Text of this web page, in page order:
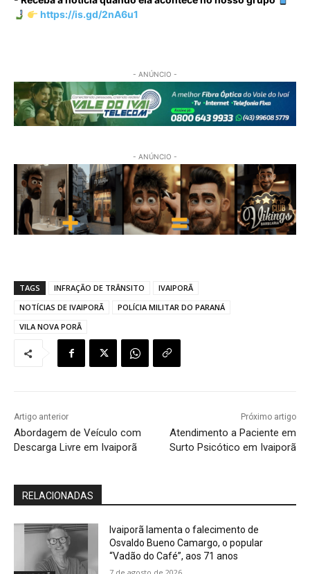
https://is.gd/2nA6u1
- ANÚNCIO -
- ANÚNCIO -
TAGS INFRAÇÃO DE TRÂNSITO
IVAIPORÃ
NOTÍCIAS DE IVAIPORÃ
POLÍCIA MILITAR DO PARANÁ
VILA NOVA PORÃ
Artigo anterior
Abordagem de Veículo com
Descarga Livre em Ivaiporã
Próximo artigo
Atendimento a Paciente em
Surto Psicótico em Ivaiporã
RELACIONADAS
Ivaiporã lamenta o falecimento de
Osvaldo Bueno Camargo, o popular
“Vadão do Café”, aos 71 anos